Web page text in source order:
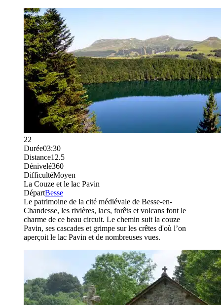
22
Durée03:30
Distance12.5
Dénivelé360
DifficultéMoyen
La Couze et le lac Pavin
DépartBesse
Le patrimoine de la cité médiévale de Besse-en-
Chandesse, les rivières, lacs, forêts et volcans font le
charme de ce beau circuit. Le chemin suit la couze
Pavin, ses cascades et grimpe sur les crêtes d'où l’on
aperçoit le lac Pavin et de nombreuses vues.